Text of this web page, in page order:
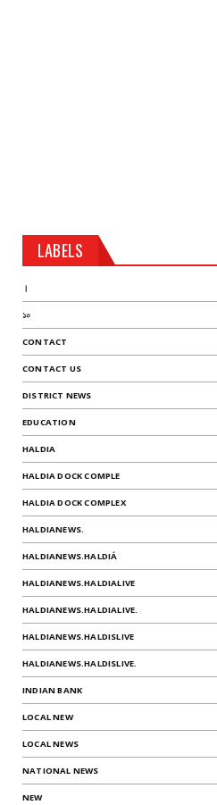
LABELS
।
১০
CONTACT
CONTACT US
DISTRICT NEWS
EDUCATION
HALDIA
HALDIA DOCK COMPLE
HALDIA DOCK COMPLEX
HALDIANEWS.
HALDIANEWS.HALDIÁ
HALDIANEWS.HALDIALIVE
HALDIANEWS.HALDIALIVE.
HALDIANEWS.HALDISLIVE
HALDIANEWS.HALDISLIVE.
INDIAN BANK
LOCAL NEW
LOCAL NEWS
NATIONAL NEWS
NEW